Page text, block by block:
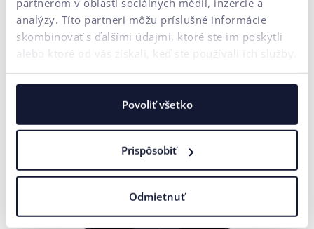
analýzy. Títo partneri môžu príslušné informácie
skombinovať s ďalšími údajmi, ktoré ste im poskytli
alebo ktoré od vás získali, keď ste používali ich služby.
Povoliť všetko
Prispôsobiť
Odmietnuť